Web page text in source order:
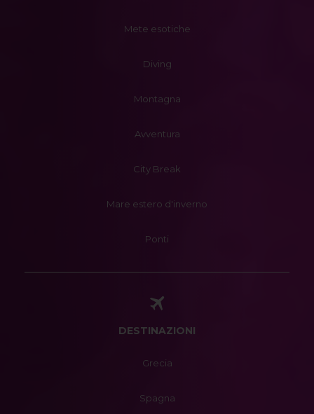
Mete esotiche
Diving
Montagna
Avventura
City Break
Mare estero d'inverno
Ponti
DESTINAZIONI
Grecia
Spagna